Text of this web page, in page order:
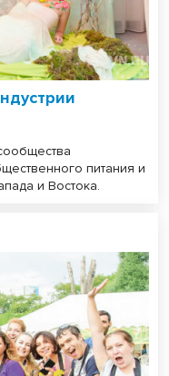
питания и
и Востока.